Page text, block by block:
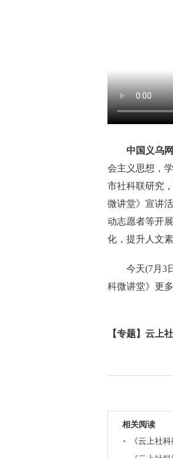
中国义乌
会主义思想，
市社科联研究
微讲堂》宣讲
动志愿者等开
化，提升人文素
今天(7月3日)
科微讲堂》更
【专题】云上
相关阅读
《云上社